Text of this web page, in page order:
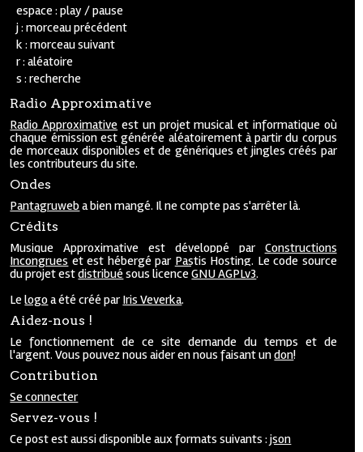
espace : play / pause
j : morceau précédent
k : morceau suivant
r : aléatoire
s : recherche
Radio Approximative
Radio Approximative est un projet musical et informatique où
chaque émission est générée aléatoirement à partir du corpus
de morceaux disponibles et de génériques et jingles créés par
les contributeurs du site.
Ondes
Pantagruweba bien mangé. Il ne compte pas s'arrêter là.
Crédits
Musique Approximative est développé par Constructions
Incongrues et est hébergé par Pastis Hosting. Le code source
du projet estdistribué sous licenceGNU AGPLv3.
Lelogoa été créé par Iris Veverka.
Aidez-nous !
Le fonctionnement de ce site demande du temps et de
l'argent. Vous pouvez nous aider en nous faisant undon!
Contribution
Se connecter
Servez-vous !
Ce post est aussi disponible aux formats suivants :json